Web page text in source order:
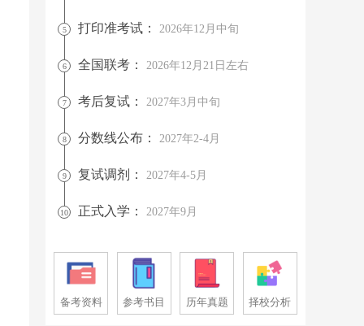
5 打印准考试： 2026年12月中旬
6 全国联考： 2026年12月21日左右
7 考后复试： 2027年3月中旬
8 分数线公布： 2027年2-4月
9 复试调剂： 2027年4-5月
10 正式入学： 2027年9月
备考资料 参考书目 历年真题 择校分析